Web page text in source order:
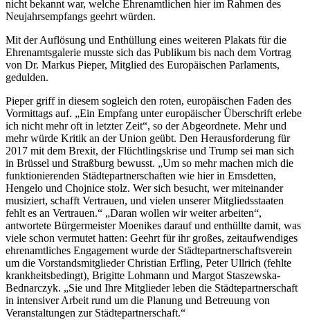
nicht bekannt war, welche Ehrenamtlichen hier im Rahmen des
Neujahrsempfangs geehrt würden.
Mit der Auflösung und Enthüllung eines weiteren Plakats für die
Ehrenamtsgalerie musste sich das Publikum bis nach dem Vortrag
von Dr. Markus Pieper, Mitglied des Europäischen Parlaments,
gedulden.
Pieper griff in diesem sogleich den roten, europäischen Faden des
Vormittags auf. „Ein Empfang unter europäischer Überschrift erlebe
ich nicht mehr oft in letzter Zeit“, so der Abgeordnete. Mehr und
mehr würde Kritik an der Union geübt. Den Herausforderung für
2017 mit dem Brexit, der Flüchtlingskrise und Trump sei man sich
in Brüssel und Straßburg bewusst. „Um so mehr machen mich die
funktionierenden Städtepartnerschaften wie hier in Emsdetten,
Hengelo und Chojnice stolz. Wer sich besucht, wer miteinander
musiziert, schafft Vertrauen, und vielen unserer Mitgliedsstaaten
fehlt es an Vertrauen.“ „Daran wollen wir weiter arbeiten“,
antwortete Bürgermeister Moenikes darauf und enthüllte damit, was
viele schon vermutet hatten: Geehrt für ihr großes, zeitaufwendiges
ehrenamtliches Engagement wurde der Städtepartnerschaftsverein
um die Vorstandsmitglieder Christian Erfling, Peter Ullrich (fehlte
krankheitsbedingt), Brigitte Lohmann und Margot Staszewska-
Bednarczyk. „Sie und Ihre Mitglieder leben die Städtepartnerschaft
in intensiver Arbeit rund um die Planung und Betreuung von
Veranstaltungen zur Städtepartnerschaft.“